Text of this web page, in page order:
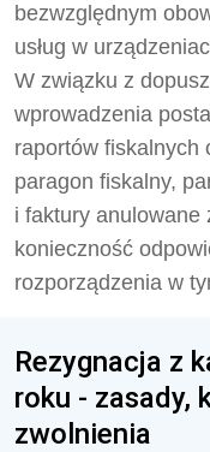
bezwzględnym
usług w
W związku z
wprowadzenia
raportów fiskalnych
paragon fiskalny,
i faktury anulowane
konieczność
rozporządzenia w
Rezygnacja z
roku - zasady,
zwolnienia